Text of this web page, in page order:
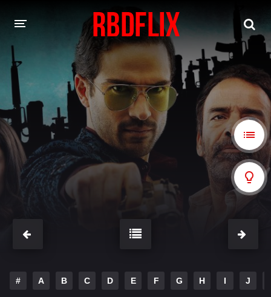
REBELDE
Rebelde: En Español Rebelde: Dublado
FILMES
Alfonso Herrera
Christian Chávez Christopher Von Uckermann
Alfonso Herrera Anahí
# A B C D E F G H I J